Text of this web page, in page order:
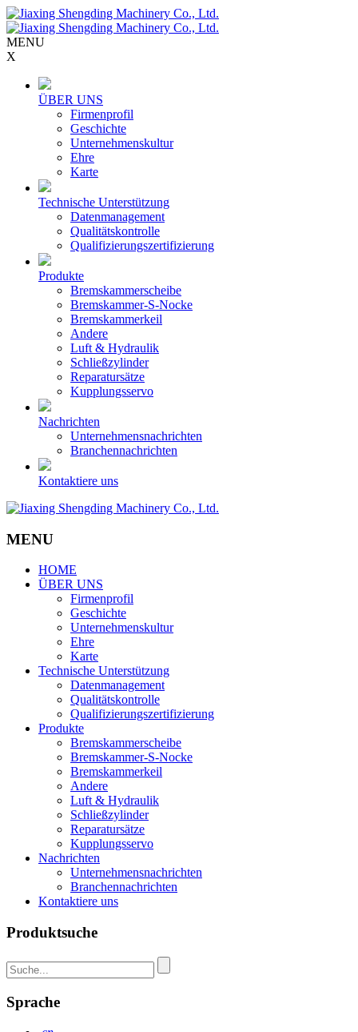
MENU
X
ÜBER UNS
Firmenprofil
Geschichte
Unternehmenskultur
Ehre
Karte
Technische Unterstützung
Datenmanagement
Qualitätskontrolle
Qualifizierungszertifizierung
Produkte
Bremskammerscheibe
Bremskammer-S-Nocke
Bremskammerkeil
Andere
Luft & Hydraulik
Schließzylinder
Reparatursätze
Kupplungsservo
Nachrichten
Unternehmensnachrichten
Branchennachrichten
Kontaktiere uns
MENU
HOME
ÜBER UNS
Firmenprofil
Geschichte
Unternehmenskultur
Ehre
Karte
Technische Unterstützung
Datenmanagement
Qualitätskontrolle
Qualifizierungszertifizierung
Produkte
Bremskammerscheibe
Bremskammer-S-Nocke
Bremskammerkeil
Andere
Luft & Hydraulik
Schließzylinder
Reparatursätze
Kupplungsservo
Nachrichten
Unternehmensnachrichten
Branchennachrichten
Kontaktiere uns
Produktsuche
Sprache